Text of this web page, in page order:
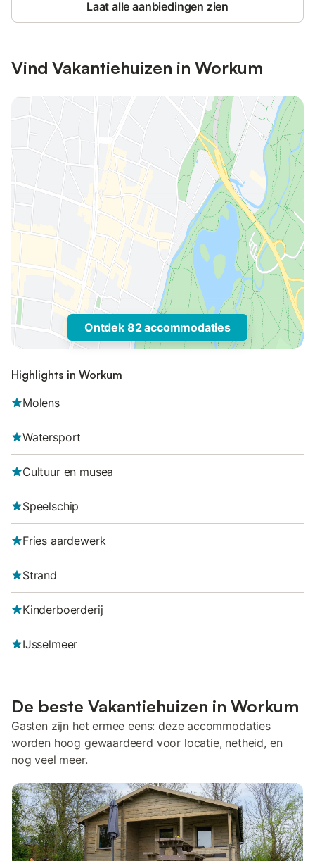
Laat alle aanbiedingen zien
Vind Vakantiehuizen in Workum
Ontdek 82 accommodaties
Highlights in Workum
Molens
Watersport
Cultuur en musea
Speelschip
Fries aardewerk
Strand
Kinderboerderij
IJsselmeer
De beste Vakantiehuizen in Workum
Gasten zijn het ermee eens: deze accommodaties
worden hoog gewaardeerd voor locatie, netheid, en
nog veel meer.